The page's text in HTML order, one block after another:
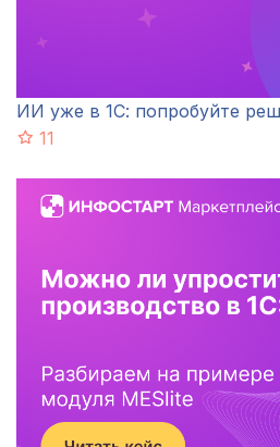
ИИ уже в 1С: попробуйте
11